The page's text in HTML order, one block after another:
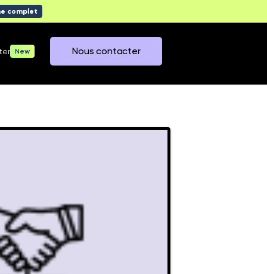
complet
New Nous contacter